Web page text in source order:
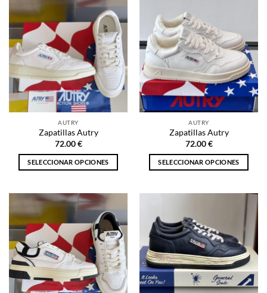
AUTRY
Zapatillas Autry
72.00€
SELECCIONAR OPCIONES
tiene
múltiples
variantes.
Las
opciones
se
pueden
elegir
AUTRY
Zapatillas Autry
72.00€
SELECCIONAR OPCIONES
variantes.
Las
opciones
se
pueden
elegir